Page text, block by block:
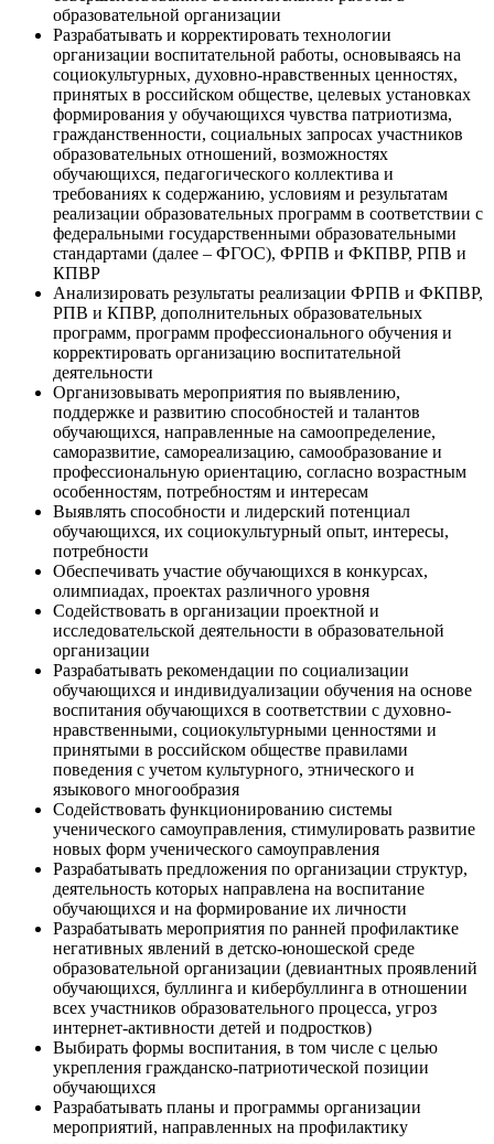
образовательной организации
Разрабатывать и корректировать технологии
организации воспитательной работы, основываясь на
социокультурных, духовно-нравственных ценностях,
принятых в российском обществе, целевых установках
формирования у обучающихся чувства патриотизма,
гражданственности, социальных запросах участников
образовательных отношений, возможностях
обучающихся, педагогического коллектива и
требованиях к содержанию, условиям и результатам
реализации образовательных программ в соответствии с
федеральными государственными образовательными
стандартами (далее – ФГОС), ФРПВ и ФКПВР, РПВ и
КПВР
Анализировать результаты реализации ФРПВ и ФКПВР,
РПВ и КПВР, дополнительных образовательных
программ, программ профессионального обучения и
корректировать организацию воспитательной
деятельности
Организовывать мероприятия по выявлению,
поддержке и развитию способностей и талантов
обучающихся, направленные на самоопределение,
саморазвитие, самореализацию, самообразование и
профессиональную ориентацию, согласно возрастным
особенностям, потребностям и интересам
Выявлять способности и лидерский потенциал
обучающихся, их социокультурный опыт, интересы,
потребности
Обеспечивать участие обучающихся в конкурсах,
олимпиадах, проектах различного уровня
Содействовать в организации проектной и
исследовательской деятельности в образовательной
организации
Разрабатывать рекомендации по социализации
обучающихся и индивидуализации обучения на основе
воспитания обучающихся в соответствии с духовно-
нравственными, социокультурными ценностями и
принятыми в российском обществе правилами
поведения с учетом культурного, этнического и
языкового многообразия
Содействовать функционированию системы
ученического самоуправления, стимулировать развитие
новых форм ученического самоуправления
Разрабатывать предложения по организации структур,
деятельность которых направлена на воспитание
обучающихся и на формирование их личности
Разрабатывать мероприятия по ранней профилактике
негативных явлений в детско-юношеской среде
образовательной организации (девиантных проявлений
обучающихся, буллинга и кибербуллинга в отношении
всех участников образовательного процесса, угроз
интернет-активности детей и подростков)
Выбирать формы воспитания, в том числе с целью
укрепления гражданско-патриотической позиции
обучающихся
Разрабатывать планы и программы организации
мероприятий, направленных на профилактику